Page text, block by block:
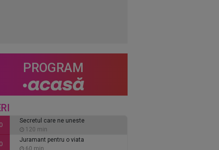
PROGRAM
Secretul care ne uneste
120 min
Juramant pentru o viata
60 min